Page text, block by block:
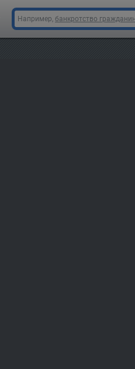
Например, банкротство